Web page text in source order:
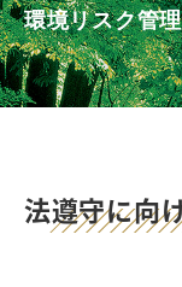
環境リスク管理
法遵守に向